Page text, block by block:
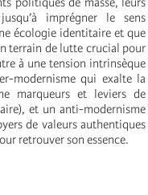
imprégner le sens
écologie identitaire et que
terrain de lutte crucial pour
à une tension intrinsèque
modernisme qui exalte la
marqueurs et leviers de
et un anti-modernisme
de valeurs authentiques
retrouver son essence.